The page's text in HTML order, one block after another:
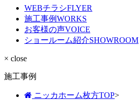
WEBチラシFLYER
施工事例WORKS
お客様の声VOICE
ショールーム紹介SHOWROOM
× close
施工事例
ニッカホーム枚方TOP>